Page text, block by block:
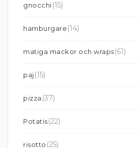
gnocchi(15)
hamburgare(14)
matiga mackor och wraps(61)
paj(15)
pizza (37)
Potatis(22)
risotto (25)